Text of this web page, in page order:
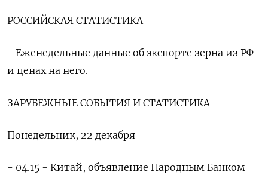
РОССИЙСКАЯ СТАТИСТИКА
- Еженедельные данные об экспорте ⁠зерна из РФ
и ценах на него.
ЗАРУБЕЖНЫЕ СОБЫТИЯ И СТАТИСТИКА
Понедельник, 22 декабря
- 04.15 - Китай, объявление Народным Банком